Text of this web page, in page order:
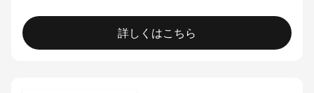
詳しくはこちら